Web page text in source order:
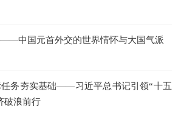
中国元首外交的世界情怀与大国气派
任务夯实基础——习近平总书记引领“十五
破浪前行